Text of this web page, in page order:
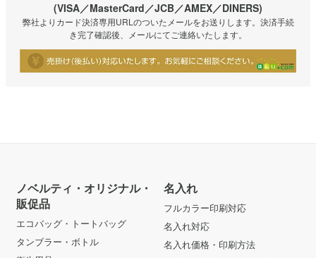
(VISA／MasterCard／JCB／AMEX／DINERS)
弊社よりカード決済専用URLのついたメールをお送りします。決済手続
き完了確認後、メールにてご連絡いたします。
ノベルティ・オリジナル・
販促品
エコバッグ・トートバッグ
タンブラー・ボトル
名入れ
フルカラー印刷対応
名入れ対応
名入れ価格・印刷方法